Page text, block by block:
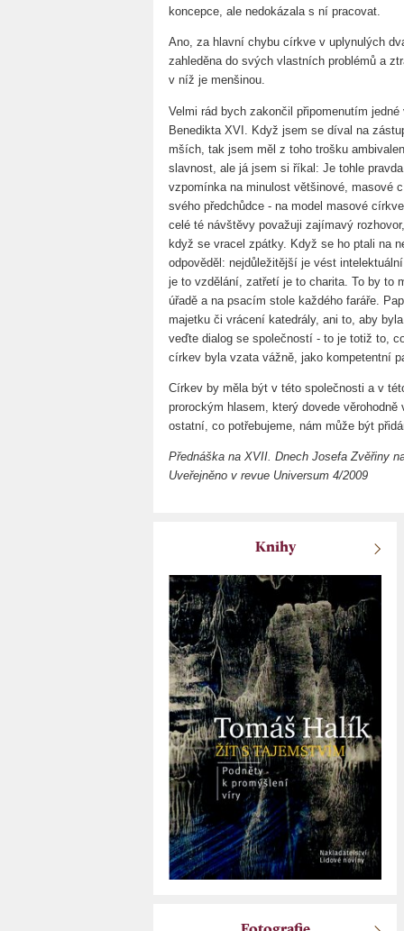
koncepce, ale nedokázala s ní pracovat.
Ano, za hlavní chybu církve v uplynulých
zahleděna do svých vlastních problémů a
v níž je menšinou.
Velmi rád bych zakončil připomenutím
Benedikta XVI. Když jsem se díval na
mších, tak jsem měl z toho trošku
slavnost, ale já jsem si říkal: Je tohle
vzpomínka na minulost většinové, masové
svého předchůdce - na model masové
celé té návštěvy považuji zajímavý
když se vracel zpátky. Když se ho ptali na
odpověděl: nejdůležitější je vést
je to vzdělání, zatřetí je to charita. To by to
úřadě a na psacím stole každého faráře.
majetku či vrácení katedrály, ani to, aby
veďte dialog se společností - to je totiž to,
církev byla vzata vážně, jako kompetentní
Církev by měla být v této společnosti a v
prorockým hlasem, který dovede
ostatní, co potřebujeme, nám může být
Přednáška na XVII. Dnech Josefa Zvěřiny
Uveřejněno v revue Universum 4/2009
Knihy